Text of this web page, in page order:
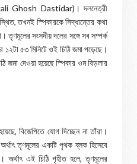
Ghosh Dastidar)। দলনেত্রী
তখনই স্পিকারকে সিদ্ধান্তের কথা
তৃণমূলের সংসদীয় দলের সঙ্গে সব সম্পর্ক
৫৩ মিনিটে ওই চিঠি জমা পড়েছে।
জমা দেওয়া হয়েছে স্পিকার ওম বিড়লার
বিজেপিতে যোগ দিচ্ছেন না তাঁরা।
তৃণমূলের একটি পৃথক ব্লক হিসেবে
অর্থাৎ এই চিঠি গৃহীত হলে, তৃণমূলের